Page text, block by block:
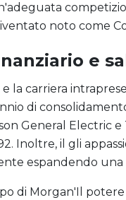
noto come
e
e la carriera
di
General Electric
Inoltre, il gli
espandendo una
di Morgan'Il